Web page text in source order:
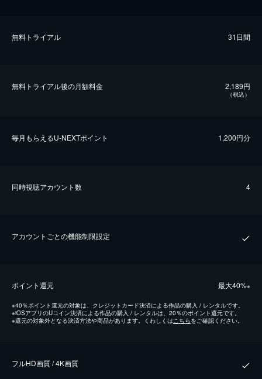
無料トライアル 31日間
無料トライアル後の⽉額料金 2,189円
（税込）
毎⽉もらえるU-NEXTポイント 1,200円分
同時視聴アカウント数 4
アカウントごとの機能制限設定
ポイント還元 最⼤40%※
※40％ポイント還元の対象は、クレジットカード決済による作品の購入 / レンタルです。
※iOSアプリのUコイン決済による作品の購入 / レンタルは、20％のポイント還元です。
※還元の対象外となる決済方法や商品があります。くわしくはこちらをご確認ください。
フルHD画質 / 4K画質